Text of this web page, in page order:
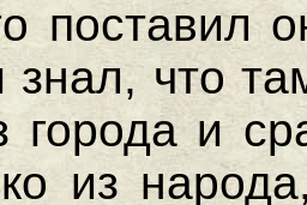
поставил
знал, что
города и
из